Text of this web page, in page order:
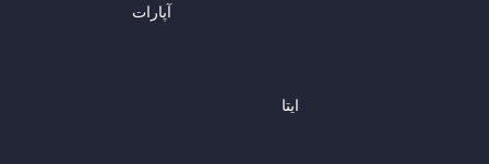
ایتا
آپارات